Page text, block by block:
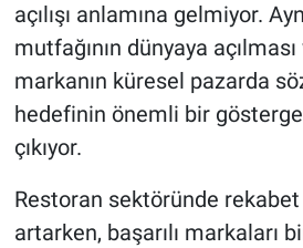
açılışı anlamına gelmiyor.
mutfağının dünyaya
markanın küresel pazarda
hedefinin önemli bir
çıkıyor.
Restoran sektöründe
artarken, başarılı markaları